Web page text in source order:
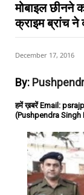
मोबाइल छीनने
क्राइम ब्रांच ने
December 17, 2016
By:
हमें ख़बरें Email:
(Pushpendra Singh